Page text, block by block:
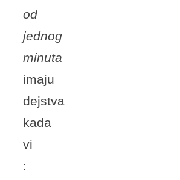
od
jednog
minuta
imaju
dejstva
kada
vi
: